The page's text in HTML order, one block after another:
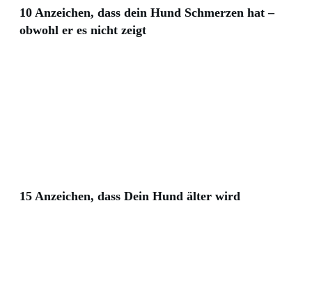
10 Anzeichen, dass dein Hund Schmerzen hat –
obwohl er es nicht zeigt
15 Anzeichen, dass Dein Hund älter wird